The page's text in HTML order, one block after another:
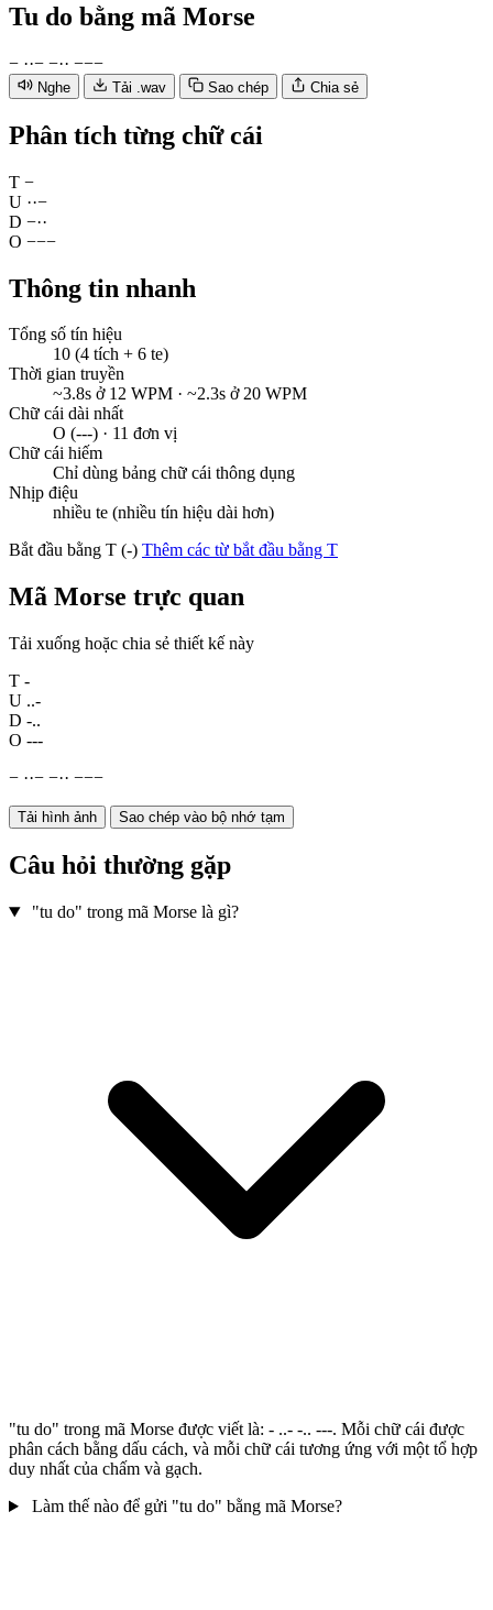
Tu do bằng mã Morse
− ··− −·· −−−
Nghe Tải .wav Sao chép Chia sẻ
Phân tích từng chữ cái
T −
U ··−
D −··
O −−−
Thông tin nhanh
Tổng số tín hiệu
10 (4 tích + 6 te)
Thời gian truyền
~3.8s ở 12 WPM · ~2.3s ở 20 WPM
Chữ cái dài nhất
O (---) · 11 đơn vị
Chữ cái hiếm
Chỉ dùng bảng chữ cái thông dụng
Nhịp điệu
nhiều te (nhiều tín hiệu dài hơn)
Bắt đầu bằng T (-) Thêm các từ bắt đầu bằng T
Mã Morse trực quan
Tải xuống hoặc chia sẻ thiết kế này
T -
U ..-
D -..
O ---
− ··− −·· −−−
Tải hình ảnh Sao chép vào bộ nhớ tạm
Câu hỏi thường gặp
"tu do" trong mã Morse là gì?
"tu do" trong mã Morse được viết là: - ..- -.. ---. Mỗi chữ cái được
phân cách bằng dấu cách, và mỗi chữ cái tương ứng với một tổ hợp
duy nhất của chấm và gạch.
Làm thế nào để gửi "tu do" bằng mã Morse?